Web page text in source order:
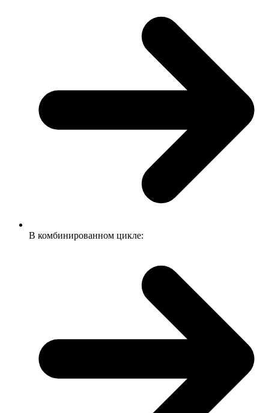
В комбинированном цикле: